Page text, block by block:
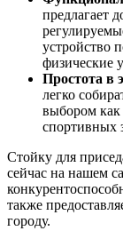
предлагает
устройство
физические
Простота в
легко
выбором как
спортивных
Стойку для
сейчас на нашем
также
городу.